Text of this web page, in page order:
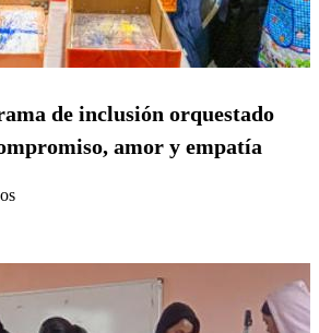
de inclusión orquestado
amor y empatía